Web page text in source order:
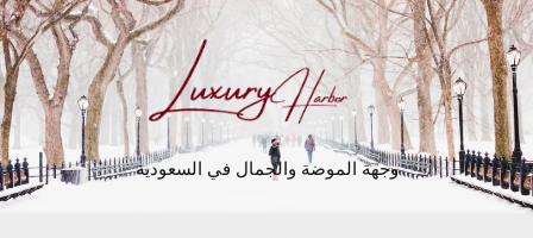
وجهة الموضة والجمال في السعودية